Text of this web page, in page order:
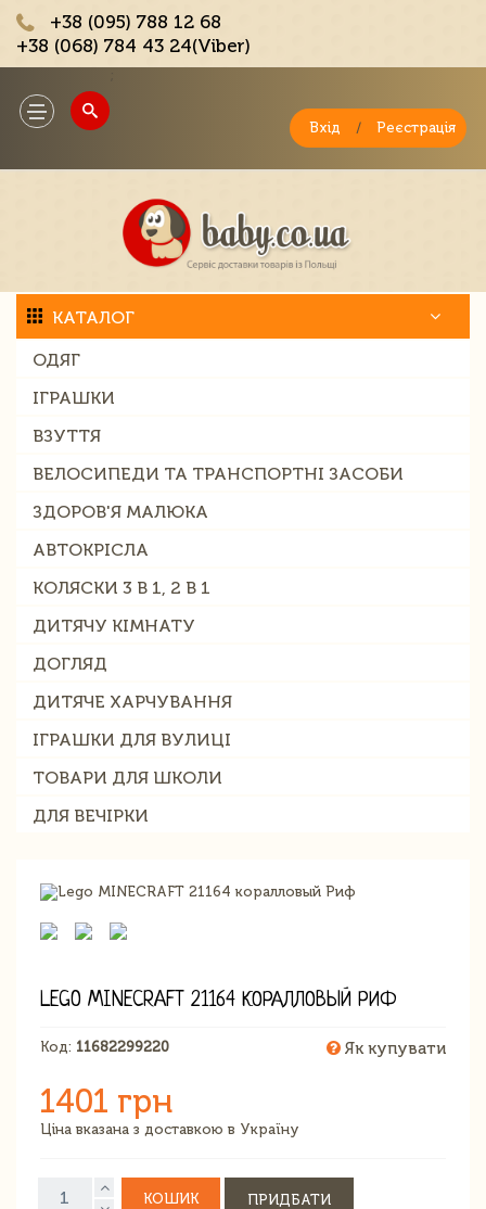
+38 (095) 788 12 68
+38 (068) 784 43 24(Viber)
Toggle
navigation
Вхід / Реєстрація
КАТАЛОГ
ОДЯГ
ІГРАШКИ
ВЗУТТЯ
ВЕЛОСИПЕДИ ТА ТРАНСПОРТНІ ЗАСОБИ
ЗДОРОВ'Я МАЛЮКА
АВТОКРІСЛА
КОЛЯСКИ 3 В 1, 2 В 1
ДИТЯЧУ КІМНАТУ
ДОГЛЯД
ДИТЯЧЕ ХАРЧУВАННЯ
ІГРАШКИ ДЛЯ ВУЛИЦІ
ТОВАРИ ДЛЯ ШКОЛИ
ДЛЯ ВЕЧІРКИ
LEGO MINECRAFT 21164 КОРАЛЛОВЫЙ РИФ
Код: 11682299220 Як купувати
1401 грн
Ціна вказана з доставкою в Україну
КОШИК ПРИДБАТИ